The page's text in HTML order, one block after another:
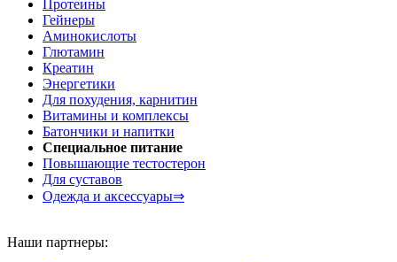
Протеины
Гейнеры
Аминокислоты
Глютамин
Креатин
Энергетики
Для похудения, карнитин
Витамины и комплексы
Батончики и напитки
Специальное питание
Повышающие тестостерон
Для суставов
Одежда и аксессуары⇒
Наши партнеры: